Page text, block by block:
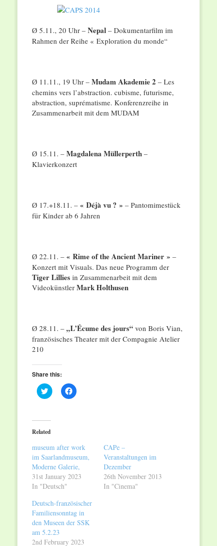
Ø 5.11., 20 Uhr – Nepal– Dokumentarfilm im
Rahmen der Reihe « Exploration du monde“
Ø 11.11., 19 Uhr – Mudam Akademie 2 – Les
chemins vers l’abstraction. cubisme, futurisme,
abstraction, suprématisme. Konferenzreihe in
Zusammenarbeit mit dem MUDAM
Ø 15.11. – Magdalena Müllerperth–
Klavierkonzert
Ø 17.+18.11. – « Déjà vu ? » – Pantomimestück
für Kinder ab 6 Jahren
Ø 22.11. – « Rime of the Ancient Mariner » –
Konzert mit Visuals. Das neue Programm der
Tiger Lilliesin Zusammenarbeit mit dem
Videokünstler Mark Holthusen
Ø 28.11. – „L’Écume des jours“von Boris Vian,
französisches Theater mit der Compagnie Atelier
210
Share this:
Click
to
(Opens
in
new
Click
to
Related
museum after work
im Saarlandmuseum,
Moderne Galerie,
31st January 2023
In "Deutsch"
CAPe –
Veranstaltungen im
Dezember
26th November 2013
In "Cinema"
Deutsch-französischer
Familiensonntag in
den Museen der SSK
am 5.2.23
2nd February 2023